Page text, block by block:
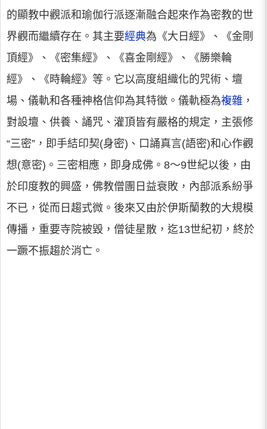
的顯教中觀派和瑜伽行派逐漸融合起來作為密教的世
界觀而繼續存在。其主要經典為《大日經》、《金剛
頂經》、《密集經》、《喜金剛經》、《勝樂輪
經》、《時輪經》等。它以高度組織化的咒術、壇
場、儀軌和各種神格信仰為其特徵。儀軌極為複雜 ，
對設壇、供養、誦咒、灌頂皆有嚴格的規定，主張修
“三密”，即手結印契(身密)、口誦真言(語密)和心作觀
想(意密)。三密相應，即身成佛。8～9世紀以後，由
於印度教的興盛，佛教僧團日益衰敗，內部派系紛爭
不已，從而日趨式微。後來又由於伊斯蘭教的大規模
傳播，重要寺院被毀，僧徒星散，迄13世紀初，終於
一蹶不振趨於消亡。